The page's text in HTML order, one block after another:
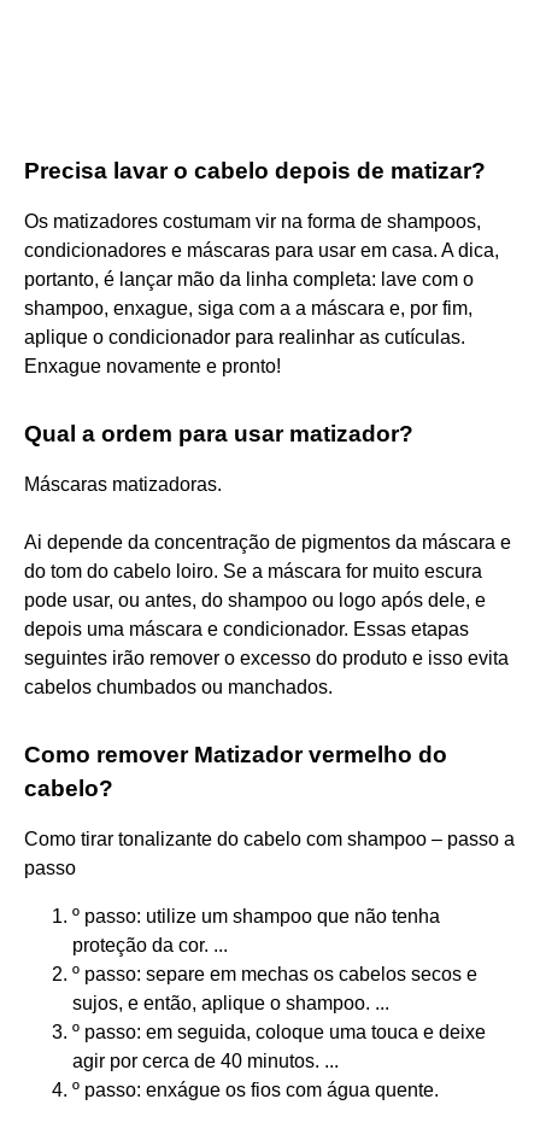
Precisa lavar o cabelo depois de matizar?
Os matizadores costumam vir na forma de shampoos,
condicionadores e máscaras para usar em casa. A dica,
portanto, é lançar mão da linha completa: lave com o
shampoo, enxague, siga com a a máscara e, por fim,
aplique o condicionador para realinhar as cutículas.
Enxague novamente e pronto!
Qual a ordem para usar matizador?
Máscaras matizadoras.
Ai depende da concentração de pigmentos da máscara e
do tom do cabelo loiro. Se a máscara for muito escura
pode usar, ou antes, do shampoo ou logo após dele, e
depois uma máscara e condicionador. Essas etapas
seguintes irão remover o excesso do produto e isso evita
cabelos chumbados ou manchados.
Como remover Matizador vermelho do
cabelo?
Como tirar tonalizante do cabelo com shampoo – passo a
passo
º passo: utilize um shampoo que não tenha
proteção da cor. ...
º passo: separe em mechas os cabelos secos e
sujos, e então, aplique o shampoo. ...
º passo: em seguida, coloque uma touca e deixe
agir por cerca de 40 minutos. ...
º passo: enxágue os fios com água quente.